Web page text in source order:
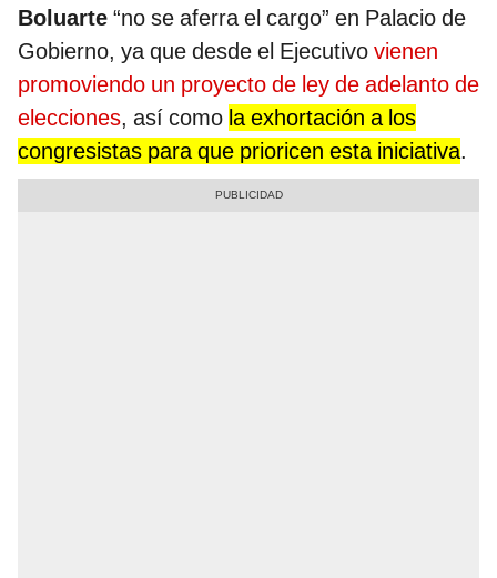
Boluarte “no se aferra el cargo” en Palacio de
Gobierno, ya que desde el Ejecutivo vienen
promoviendo un proyecto de ley de adelanto de
elecciones, así como la exhortación a los
congresistas para que prioricen esta iniciativa.